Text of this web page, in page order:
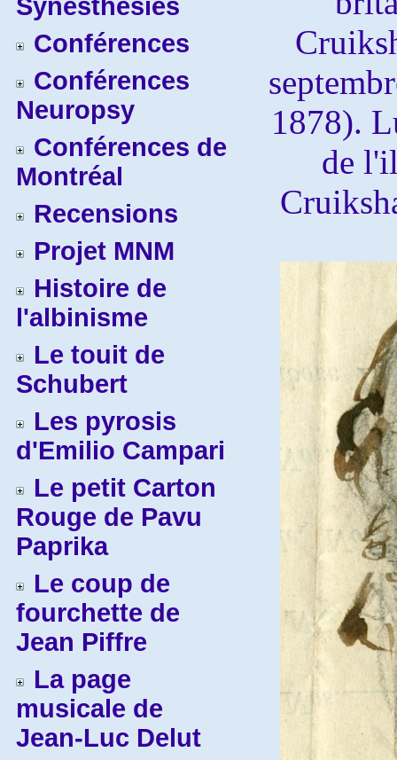
Synesthésies
Conférences
Conférences
Neuropsy
Conférences de
Montréal
Recensions
Projet MNM
Histoire de
l'albinisme
Le touit de
Schubert
Les pyrosis
d'Emilio Campari
Le petit Carton
Rouge de Pavu
Paprika
Le coup de
fourchette de
Jean Piffre
La page
musicale de
Jean-Luc Delut
1878).
de